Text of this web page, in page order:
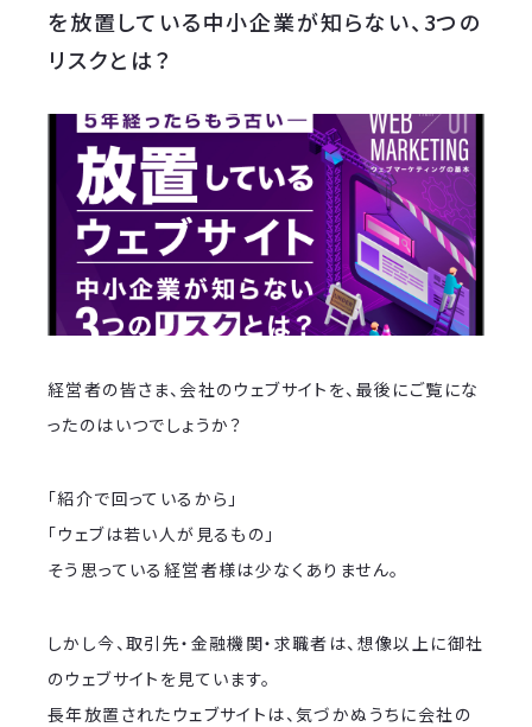
を放置している中小企業が知らない、3つの
リスクとは？
経営者の皆さま、会社のウェブサイトを、最後にご覧にな
ったのはいつでしょうか？
「紹介で回っているから」
「ウェブは若い人が見るもの」
そう思っている経営者様は少なくありません。
しかし今、取引先・金融機関・求職者は、想像以上に御社
のウェブサイトを見ています。
長年放置されたウェブサイトは、気づかぬうちに会社の